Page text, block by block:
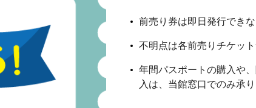
前売り券は即日発行でき
不明点は各前売りチケッ
年間パスポートの購入や
入は、当館窓口でのみ承り